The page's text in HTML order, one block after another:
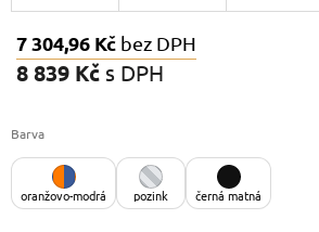
7 304,96 Kč bez DPH
8 839 Kč s DPH
Barva
oranžovo-modrá pozink černá matná